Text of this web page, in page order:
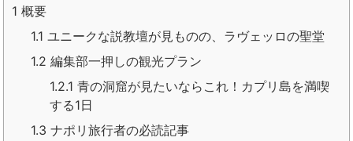
1 概要
1.1 ユニークな説教壇が見ものの、ラヴェッロの聖堂
1.2 編集部一押しの観光プラン
1.2.1 青の洞窟が見たいならこれ！カプリ島を満喫
する1日
1.3 ナポリ旅行者の必読記事